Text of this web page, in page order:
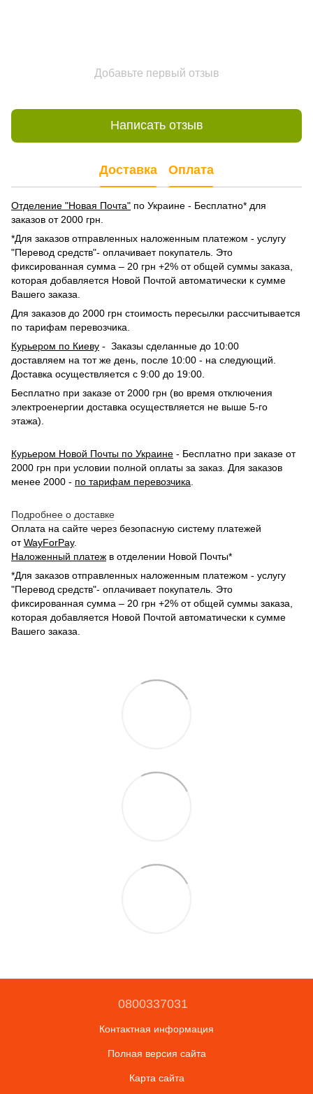
Добавьте первый отзыв
Написать отзыв
Доставка Оплата
Отделение "Новая Почта" по Украине - Бесплатно* для
заказов от 2000 грн.
*Для заказов отправленных наложенным платежом - услугу
"Перевод средств"- оплачивает покупатель. Это
фиксированная сумма – 20 грн +2% от общей суммы заказа,
которая добавляется Новой Почтой автоматически к сумме
Вашего заказа.
Для заказов до 2000 грн стоимость пересылки рассчитывается
по тарифам перевозчика.
Курьером по Киеву - Заказы сделанные до 10:00
доставляем на тот же день, после 10:00 - на следующий.
Доставка осуществляется с 9:00 до 19:00.
Бесплатно при заказе от 2000 грн (во время отключения
электроенергии доставка осуществляется не выше 5-го
этажа).
Курьером Новой Почты по Украине - Бесплатно при заказе от
2000 грн при условии полной оплаты за заказ. Для заказов
менее 2000 - по тарифам перевозчика
Подробнее о доставке
Оплата на сайте через безопасную систему платежей
отWayForPay.
Наложенный платеж в отделении Новой Почты*
*Для заказов отправленных наложенным платежом - услугу
"Перевод средств"- оплачивает покупатель. Это
фиксированная сумма – 20 грн +2% от общей суммы заказа,
которая добавляется Новой Почтой автоматически к сумме
Вашего заказа.
0800337031
Контактная информация
Полная версия сайта
Карта сайта